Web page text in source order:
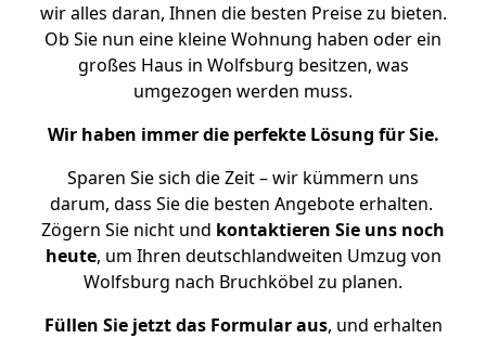
wir alles daran, Ihnen die besten Preise zu bieten.
Ob Sie nun eine kleine Wohnung haben oder ein
großes Haus in Wolfsburg besitzen, was
umgezogen werden muss.
Wir haben immer die perfekte Lösung für Sie.
Sparen Sie sich die Zeit – wir kümmern uns
darum, dass Sie die besten Angebote erhalten.
Zögern Sie nicht und kontaktieren Sie uns noch
heute, um Ihren deutschlandweiten Umzug von
Wolfsburg nach Bruchköbel zu planen.
Füllen Sie jetzt das Formular aus, und erhalten